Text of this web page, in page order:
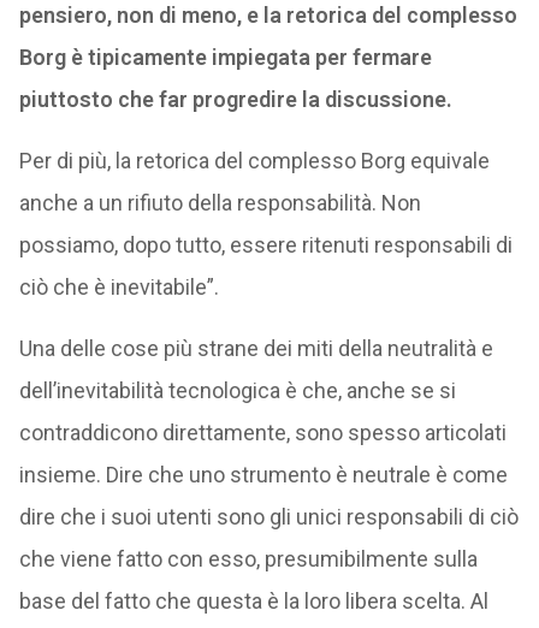
pensiero, non di meno, e la retorica del complesso
Borg è tipicamente impiegata per fermare
piuttosto che far progredire la discussione.
Per di più, la retorica del complesso Borg equivale
anche a un rifiuto della responsabilità. Non
possiamo, dopo tutto, essere ritenuti responsabili di
ciò che è inevitabile”.
Una delle cose più strane dei miti della neutralità e
dell’inevitabilità tecnologica è che, anche se si
contraddicono direttamente, sono spesso articolati
insieme. Dire che uno strumento è neutrale è come
dire che i suoi utenti sono gli unici responsabili di ciò
che viene fatto con esso, presumibilmente sulla
base del fatto che questa è la loro libera scelta. Al